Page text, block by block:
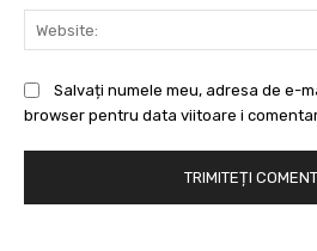
Salvați numele meu, adresa de e-
browser pentru data viitoare i